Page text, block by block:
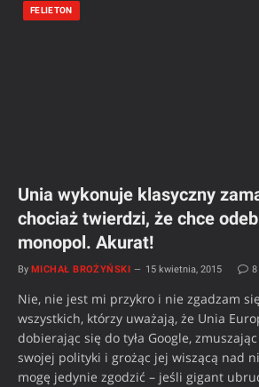
FELIETON
Unia wykonuje klasyczny
chociaż twierdzi, że chce
monopol. Akurat!
By MICHAŁ BROŻYŃSKI 15 kwietnia, 2015 8
Nie, nie jest mi przykro i nie zgadzam
wszystkich, którzy uważają, że Unia
dobierając się do tyła Google,
swojej polityki i grożąc jej wiszącą nad
mogę jedynie zgodzić – jeśli gigant